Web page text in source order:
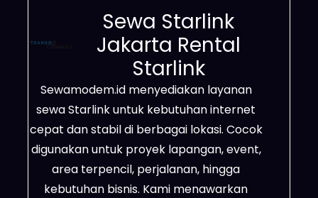
Sewa Starlink
Jakarta Rental
Starlink
Sewamodem.id menyediakan layanan
sewa Starlink untuk kebutuhan internet
cepat dan stabil di berbagai lokasi. Cocok
digunakan untuk proyek lapangan, event,
area terpencil, perjalanan, hingga
kebutuhan bisnis. Kami menawarkan